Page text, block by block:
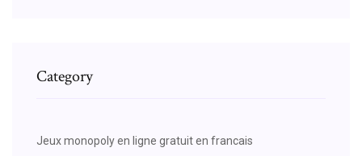
Category
Jeux monopoly en ligne gratuit en francais